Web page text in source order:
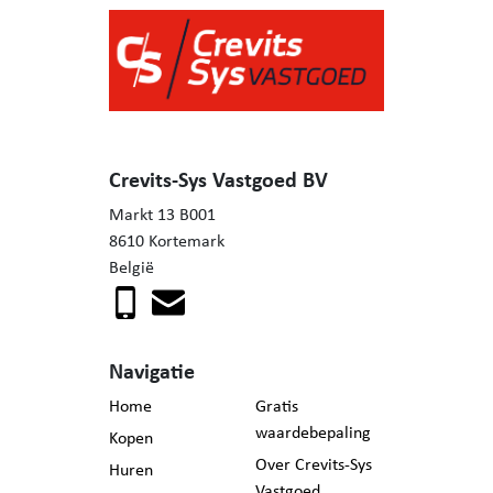
Crevits-Sys Vastgoed BV
Markt 13 B001
8610 Kortemark
België
Navigatie
Home
Kopen
Huren
Gratis
waardebepaling
Over Crevits-Sys